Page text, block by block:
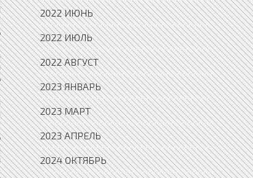
2022 ИЮНЬ
2022 ИЮЛЬ
2022 АВГУСТ
2023 ЯНВАРЬ
2023 МАРТ
2023 АПРЕЛЬ
2024 ОКТЯБРЬ